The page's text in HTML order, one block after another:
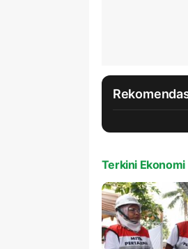
Terkini Ekonomi